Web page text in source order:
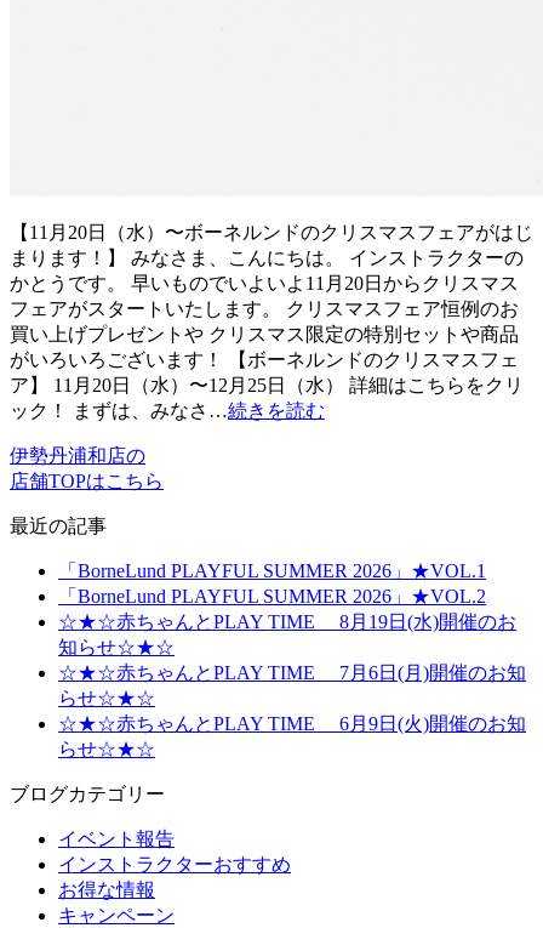
【11月20日（水）〜ボーネルンドのクリスマスフェアがはじ
まります！】 みなさま、こんにちは。 インストラクターの
かとうです。 早いものでいよいよ11月20日からクリスマス
フェアがスタートいたします。 クリスマスフェア恒例のお
買い上げプレゼントや クリスマス限定の特別セットや商品
がいろいろございます！ 【ボーネルンドのクリスマスフェ
ア】 11月20日（水）〜12月25日（水） 詳細はこちらをクリ
ック！ まずは、みなさ…続きを読む
伊勢丹浦和店の
店舗TOPはこちら
最近の記事
「BorneLund PLAYFUL SUMMER 2026」★VOL.1
「BorneLund PLAYFUL SUMMER 2026」★VOL.2
☆★☆赤ちゃんとPLAY TIME 8月19日(水)開催のお
知らせ☆★☆
☆★☆赤ちゃんとPLAY TIME 7月6日(月)開催のお知
らせ☆★☆
☆★☆赤ちゃんとPLAY TIME 6月9日(火)開催のお知
らせ☆★☆
ブログカテゴリー
イベント報告
インストラクターおすすめ
お得な情報
キャンペーン